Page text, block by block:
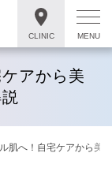
アから美
肌へ！自宅ケアから美
CLINIC MENU